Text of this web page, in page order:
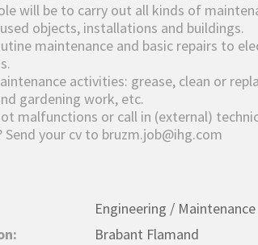
will be to carry out all kinds of
objects, installations and buildings.
maintenance and basic repairs to
activities: grease, clean or
gardening work, etc.
malfunctions or call in (external)
Send your cv to bruzm.job@ihg.com
Engineering / Maintenance
Brabant Flamand